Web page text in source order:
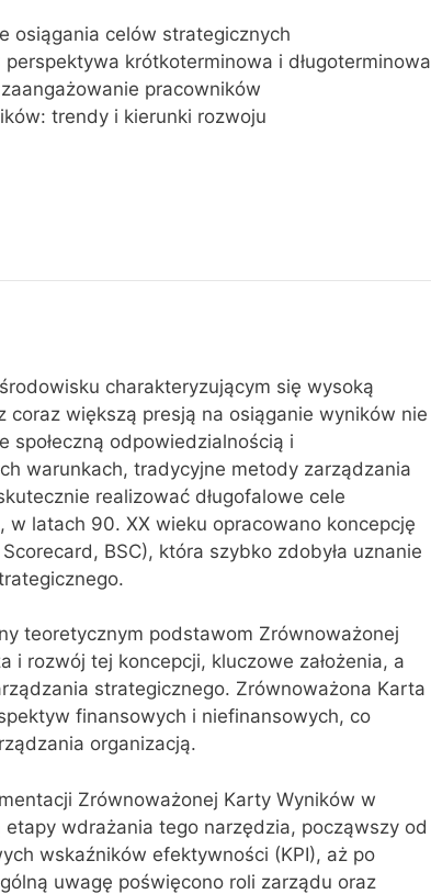
osiągania celów strategicznych
krótkoterminowa i długoterminowa
pracowników
trendy i kierunki rozwoju
charakteryzującym się wysoką
coraz większą presją na osiąganie wyników nie
społeczną odpowiedzialnością i
warunkach, tradycyjne metody zarządzania
realizować długofalowe cele
latach 90. XX wieku opracowano koncepcję
BSC), która szybko zdobyła uznanie
teoretycznym podstawom Zrównoważonej
i rozwój tej koncepcji, kluczowe założenia, a
strategicznego. Zrównoważona Karta
finansowych i niefinansowych, co
organizacją.
Zrównoważonej Karty Wyników w
wdrażania tego narzędzia, począwszy od
wskaźników efektywności (KPI), aż po
uwagę poświęcono roli zarządu oraz